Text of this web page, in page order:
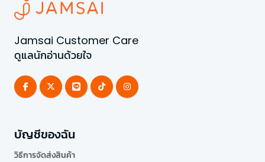
Jamsai Customer Care
ดูแลนักอ่านด้วยใจ
บัญชีของฉัน
วิธีการจัดส่งสินค้า